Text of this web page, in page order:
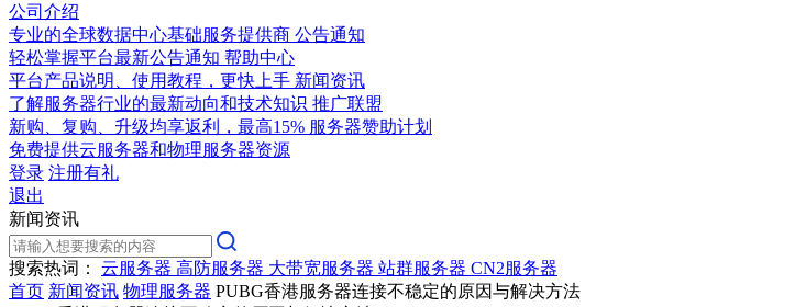
公司介绍
专业的全球数据中心基础服务提供商 公告通知
轻松掌握平台最新公告通知 帮助中心
平台产品说明、使用教程，更快上手 新闻资讯
了解服务器行业的最新动向和技术知识 推广联盟
新购、复购、升级均享返利，最高15% 服务器赞助计划
免费提供云服务器和物理服务器资源
登录 注册有礼
退出
新闻资讯
搜索热词： 云服务器 高防服务器 大带宽服务器 站群服务器 CN2服务器
首页 新闻资讯 物理服务器 PUBG香港服务器连接不稳定的原因与解决方法